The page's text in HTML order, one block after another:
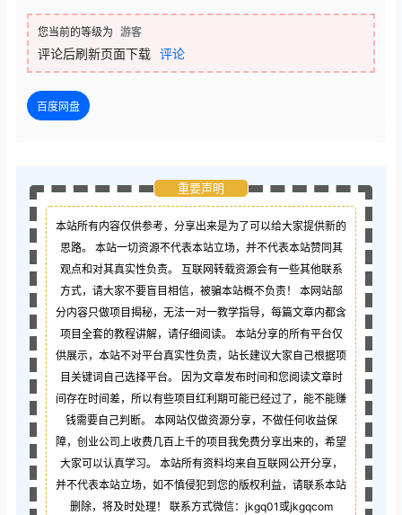
您当前的等级为 游客
评论后刷新页面下载 评论
百度网盘
重要声明
本站所有内容仅供参考，分享出来是为了可以给大家提供新的
思路。 本站一切资源不代表本站立场，并不代表本站赞同其
观点和对其真实性负责。 互联网转载资源会有一些其他联系
方式，请大家不要盲目相信，被骗本站概不负责！ 本网站部
分内容只做项目揭秘，无法一对一教学指导，每篇文章内都含
项目全套的教程讲解，请仔细阅读。 本站分享的所有平台仅
供展示，本站不对平台真实性负责，站长建议大家自己根据项
目关键词自己选择平台。 因为文章发布时间和您阅读文章时
间存在时间差，所以有些项目红利期可能已经过了，能不能赚
钱需要自己判断。 本网站仅做资源分享，不做任何收益保
障，创业公司上收费几百上千的项目我免费分享出来的，希望
大家可以认真学习。 本站所有资料均来自互联网公开分享，
并不代表本站立场，如不慎侵犯到您的版权利益，请联系本站
删除，将及时处理！ 联系方式微信：jkgq01或jkgqcom